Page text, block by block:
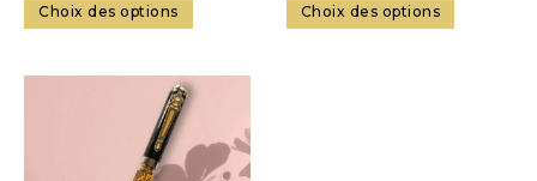
Choix des options Choix des options